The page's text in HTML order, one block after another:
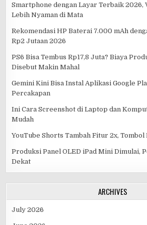
Smartphone dengan Layar Terbaik 2026,
Lebih Nyaman di Mata
Rekomendasi HP Baterai 7.000 mAh
Rp2 Jutaan 2026
PS6 Bisa Tembus Rp17,8 Juta? Biaya
Disebut Makin Mahal
Gemini Kini Bisa Instal Aplikasi Google
Percakapan
Ini Cara Screenshot di Laptop dan
Mudah
YouTube Shorts Tambah Fitur 2x,
Produksi Panel OLED iPad Mini Dimulai,
Dekat
ARCHIVES
July 2026